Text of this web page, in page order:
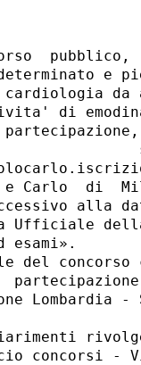
pubblico,
da
di
e Carlo  di
alla
Ufficiale
esami».
del concorso
Lombardia
concorsi